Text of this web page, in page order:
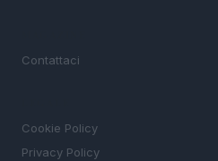
Contattaci
Cookie Policy
Privacy Policy